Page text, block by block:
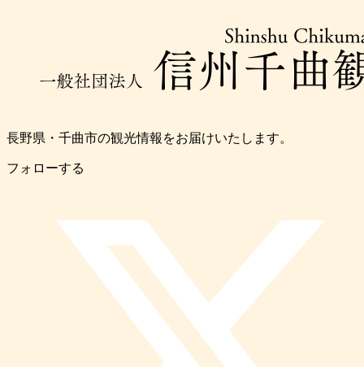
長野県・千曲市の観光情報をお届けいたします。
フォローする